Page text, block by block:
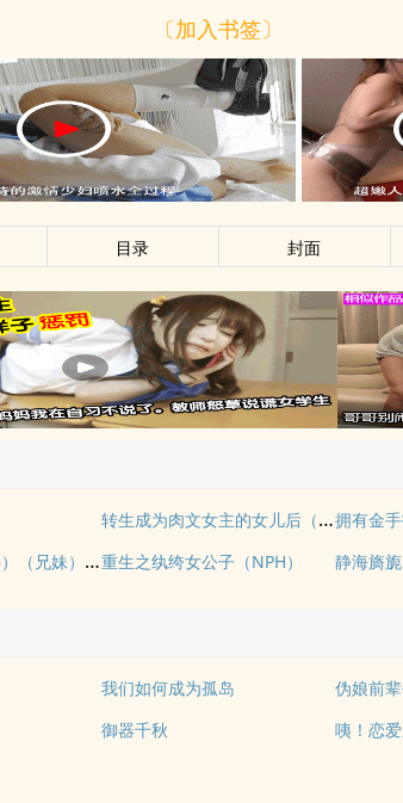
〔加入书签〕
目录 封面
转生成为肉文女主的女儿后（星际nph）
《玉壶传》（骨科）（兄妹）（np）重生之纨绔女公子（NPH） 静海旖旎
我们如何成为孤岛
伪娘前
御器千秋 咦！恋